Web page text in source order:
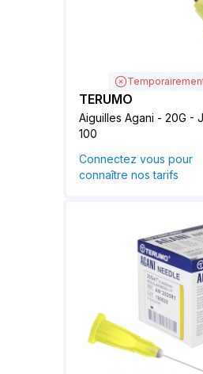
TERUMO
Aiguilles Agani - 20G -
100
Connectez vous pour
connaître nos tarifs